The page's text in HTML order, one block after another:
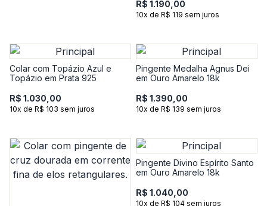
R$ 1.190,00
10x de R$ 119 sem juros
Colar com Topázio Azul e
Topázio em Prata 925
R$ 1.030,00
10x de R$ 103 sem juros
Pingente Medalha Agnus Dei
em Ouro Amarelo 18k
R$ 1.390,00
10x de R$ 139 sem juros
Pingente Divino Espírito Santo
em Ouro Amarelo 18k
R$ 1.040,00
10x de R$ 104 sem juros